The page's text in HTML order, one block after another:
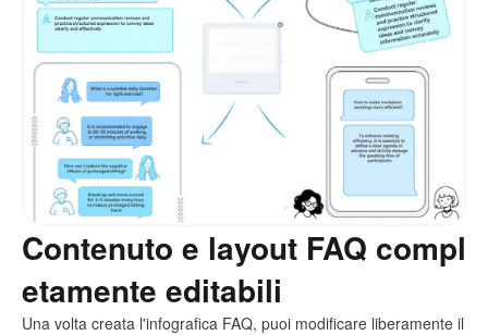
Contenuto e layout FAQ compl
etamente editabili
Una volta creata l'infografica FAQ, puoi modificare liberamente il